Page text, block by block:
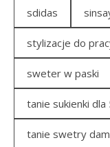
sdidas
stylizacje do
sweter w paski
tanie sukienki dla
tanie swetry